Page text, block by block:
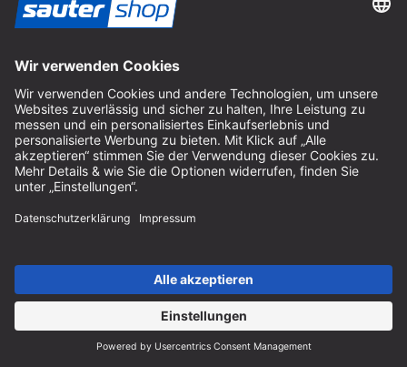
Rückschlagstopp.
Frästiefen:
verlängert die Lebensdauer der Werkzeuge, sorgt für ein
besseres Fräsergebnis und minimiert das Risiko.
Geschwindigkeit/ Drehzahl:
Überschreiten Sie niemals empfohlene maximale
Drehgeschwindigkeiten, wie sie auf dem Fräserschaft,
Verwenden Sie ausschließlich scharfe, intakte und
hochwertige Fräswerkzeuge. Suchen Sie bei Bedarf einen
entsprechenden Schärfdienst auf, um Nachbesserungen